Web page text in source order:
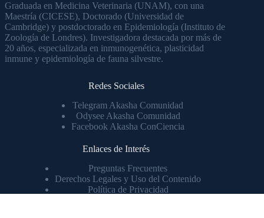
Graduada en Medicina Veterinaria (UNAM), con una
Maestría (CICESE), Doctorado (Universidad de
Cambridge) y postdoctorado en Epidemiología (Instituto de
Zoología de Londres). Investigadora destacada por más de
20 años, especializada en inmunogenética, plasticidad
inmune y epidemiología de fauna silvestre.
Redes Sociales
Telegram Akasha Comunidad
Odysee Akasha Comunidad
Facebook Akasha ConCiencia
Enlaces de Interés
Preguntas Frecuentes
Derechos Legales y Uso del Contenido
Política de Privacidad